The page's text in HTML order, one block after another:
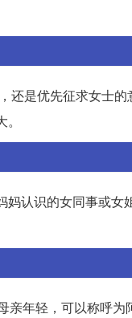
还是优先征求女士
认识的女同事或女
亲年轻，可以称呼为